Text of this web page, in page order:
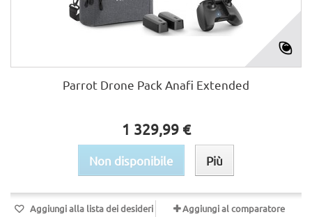
Parrot Drone Pack Anafi Extended
1 329,99 €
Non disponibile Più
Aggiungi alla lista dei desideri Aggiungi al comparatore